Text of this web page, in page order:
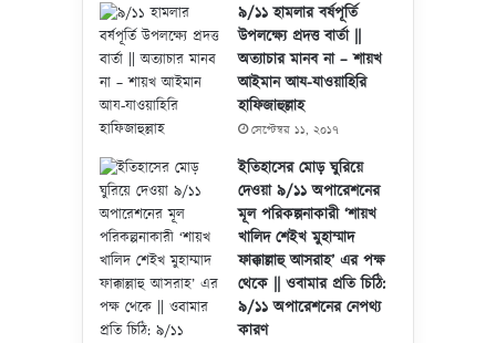
৯/১১ হামলার বর্ষপূর্তি
উপলক্ষ্যে প্রদত্ত বার্তা ||
অত্যাচার মানব না – শায়খ
আইমান আয-যাওয়াহিরি
হাফিজাহুল্লাহ
সেপ্টেম্বর ১১, ২০১৭
ইতিহাসের মোড় ঘুরিয়ে
দেওয়া ৯/১১ অপারেশনের
মূল পরিকল্পনাকারী ‘শায়খ
খালিদ শেইখ মুহাম্মাদ
ফাক্কাল্লাহু আসরাহ’ এর পক্ষ
থেকে || ওবামার প্রতি চিঠি:
৯/১১ অপারেশনের নেপথ্য
কারণ